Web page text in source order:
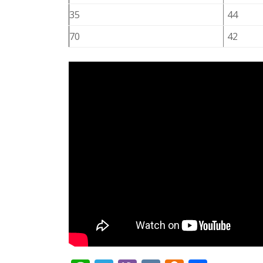
35
44
70
42